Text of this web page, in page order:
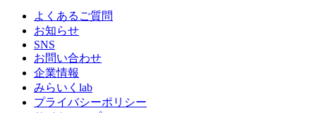
よくあるご質問
お知らせ
SNS
お問い合わせ
企業情報
みらいくlab
プライバシーポリシー